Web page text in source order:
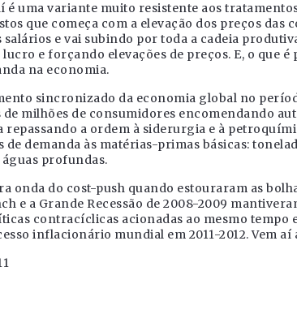
é uma variante muito resistente aos
que começa com a elevação dos preços das
e vai subindo por toda a cadeia
e forçando elevações de preços. E, o que é
na economia.
sincronizado da economia global no
milhões de consumidores encomendando
a ordem à siderurgia e à
demanda às matérias-primas básicas:
profundas.
onda do cost-push quando estouraram as
e a Grande Recessão de 2008-2009
contracíclicas acionadas ao mesmo tempo
inflacionário mundial em 2011-2012. Vem aí